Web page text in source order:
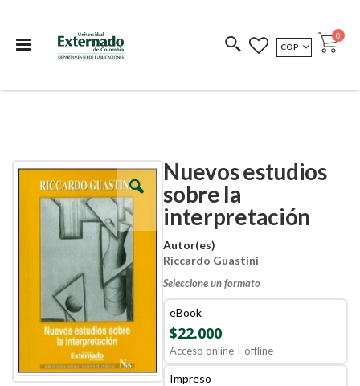
COEDICIONES REDIMIR CÓDIGO
MONEDA
COP Cart
0
Nuevos estudios
sobre la
interpretación
Autor(es)
Riccardo Guastini
Seleccione un formato
eBook
$22.000
Acceso online + offline
Impreso
Skip
Skip
beginning